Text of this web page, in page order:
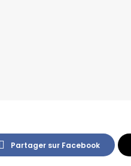
Partager sur Facebook